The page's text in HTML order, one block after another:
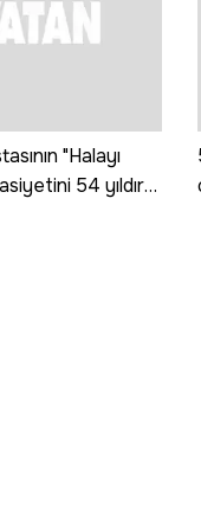
"Halayı
54 yıldır